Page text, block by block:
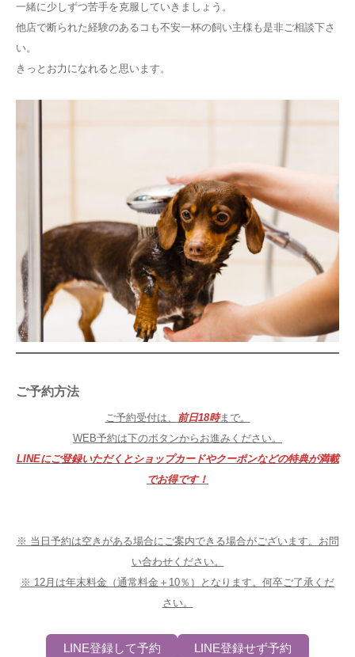
一緒に少しずつ苦手を克服していきましょう。
他店で断られた経験のあるコも不安一杯の飼い主様も是非ご相談下さ
い。
きっとお力になれると思います。
ご予約方法
ご予約受付は、 前日18時まで。
WEB予約は下のボタンからお進みください。
LINEにご登録いただくとショップカードやクーポンなどの特典が満載
でお得です！
※ 当日予約は空きがある場合にご案内できる場合がございます。お問
い合わせください。
※ 12月は年末料金（通常料金＋10％）となります。何卒ご了承くだ
さい。
LINE登録して予約 LINE登録せず予約